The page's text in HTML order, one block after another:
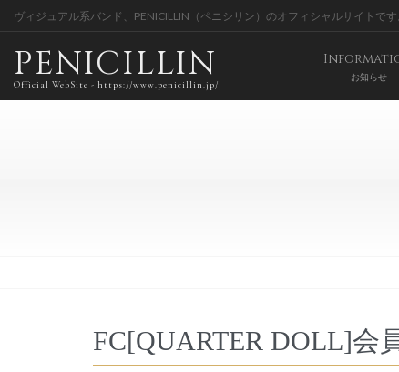
ヴィジュアル系バンド、PENICILLIN（ペニシリン）のオフィシャルサイトです
PENICILLIN
Official WebSite - https://www.penicillin.jp/
お知らせ
FC[QUARTER DOLL]会